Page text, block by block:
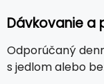
Dávkovanie a
Odporúčaný
s jedlom alebo